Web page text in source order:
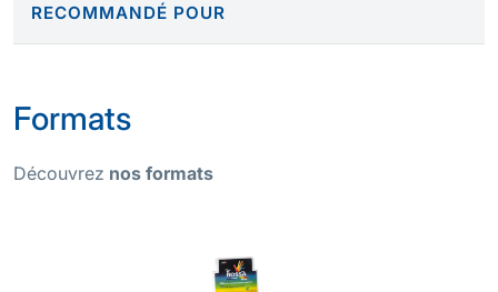
RECOMMANDÉ POUR
Formats
Découvrez nos formats